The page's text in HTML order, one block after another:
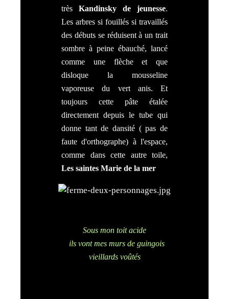
très Kandinsky de jeunesse.
Les arbres si fouillés si travaillés
des débuts se réduisent à un trait
sombre à peine ébauché, lancé
comme une flèche et que
disloque la mousseline
vaporeuse du vert anis. Et
toujours cette pâte étalée
directement depuis le tube qui
donne tant de dansité ( pas de
faute d'orthographe) à l'espace,
comme dans cette autre toile,
Les saintes Marie de la mer
Sous mon toit acide
ils vont mes murs de guingois
vieillards voûtés